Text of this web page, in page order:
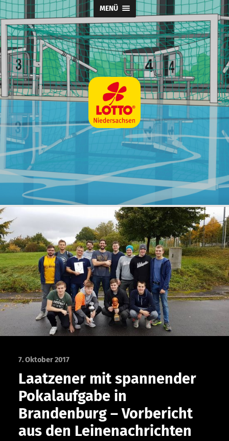
MENÜ
Wasserball
@
7. Oktober 2017
Laatzener mit spannender
Pokalaufgabe in
Brandenburg – Vorbericht
aus den Leinenachrichten